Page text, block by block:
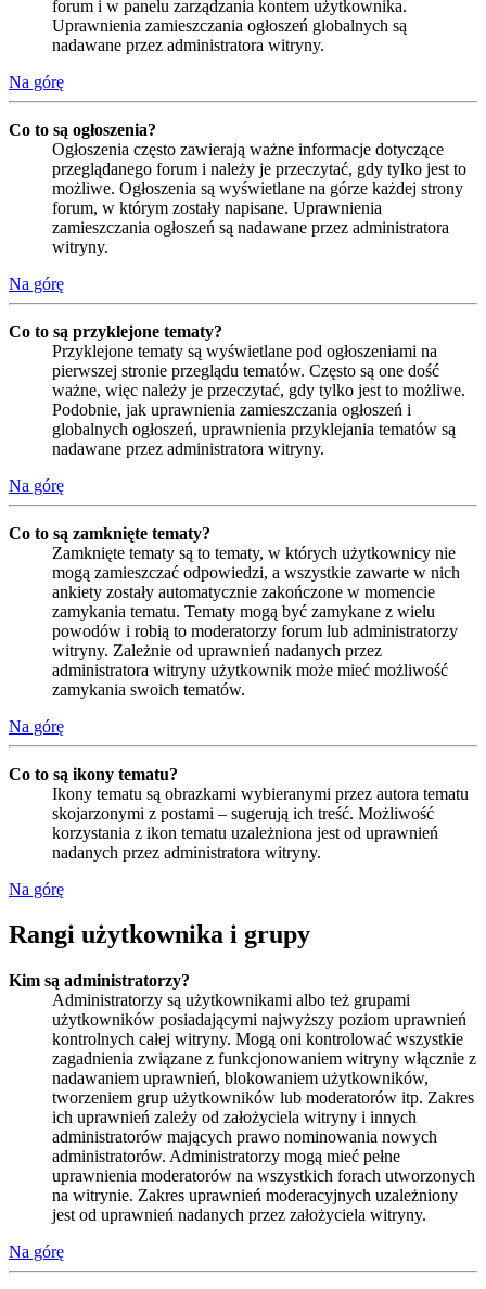
forum i w panelu zarządzania kontem użytkownika.
Uprawnienia zamieszczania ogłoszeń globalnych są
nadawane przez administratora witryny.
Na górę
Co to są ogłoszenia?
Ogłoszenia często zawierają ważne informacje dotyczące
przeglądanego forum i należy je przeczytać, gdy tylko jest to
możliwe. Ogłoszenia są wyświetlane na górze każdej strony
forum, w którym zostały napisane. Uprawnienia
zamieszczania ogłoszeń są nadawane przez administratora
witryny.
Na górę
Co to są przyklejone tematy?
Przyklejone tematy są wyświetlane pod ogłoszeniami na
pierwszej stronie przeglądu tematów. Często są one dość
ważne, więc należy je przeczytać, gdy tylko jest to możliwe.
Podobnie, jak uprawnienia zamieszczania ogłoszeń i
globalnych ogłoszeń, uprawnienia przyklejania tematów są
nadawane przez administratora witryny.
Na górę
Co to są zamknięte tematy?
Zamknięte tematy są to tematy, w których użytkownicy nie
mogą zamieszczać odpowiedzi, a wszystkie zawarte w nich
ankiety zostały automatycznie zakończone w momencie
zamykania tematu. Tematy mogą być zamykane z wielu
powodów i robią to moderatorzy forum lub administratorzy
witryny. Zależnie od uprawnień nadanych przez
administratora witryny użytkownik może mieć możliwość
zamykania swoich tematów.
Na górę
Co to są ikony tematu?
Ikony tematu są obrazkami wybieranymi przez autora tematu
skojarzonymi z postami – sugerują ich treść. Możliwość
korzystania z ikon tematu uzależniona jest od uprawnień
nadanych przez administratora witryny.
Na górę
Rangi użytkownika i grupy
Kim są administratorzy?
Administratorzy są użytkownikami albo też grupami
użytkowników posiadającymi najwyższy poziom uprawnień
kontrolnych całej witryny. Mogą oni kontrolować wszystkie
zagadnienia związane z funkcjonowaniem witryny włącznie z
nadawaniem uprawnień, blokowaniem użytkowników,
tworzeniem grup użytkowników lub moderatorów itp. Zakres
ich uprawnień zależy od założyciela witryny i innych
administratorów mających prawo nominowania nowych
administratorów. Administratorzy mogą mieć pełne
uprawnienia moderatorów na wszystkich forach utworzonych
na witrynie. Zakres uprawnień moderacyjnych uzależniony
jest od uprawnień nadanych przez założyciela witryny.
Na górę